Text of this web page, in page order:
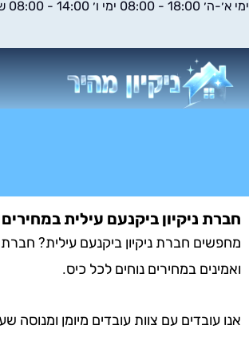
דילוג
ימי א׳-ה׳ 18:00 - 08:00 ימי ו׳ 14:00 - 08:00 שבת וחגים: סגור
חברת ניקיון ביקנעם עילית
מחפשים חברת ניקיון ביקנעם עילית? חברת
ואמינים במחירים נוחים לכל כיס.
אנו עובדים עם צוות עובדים מיומן